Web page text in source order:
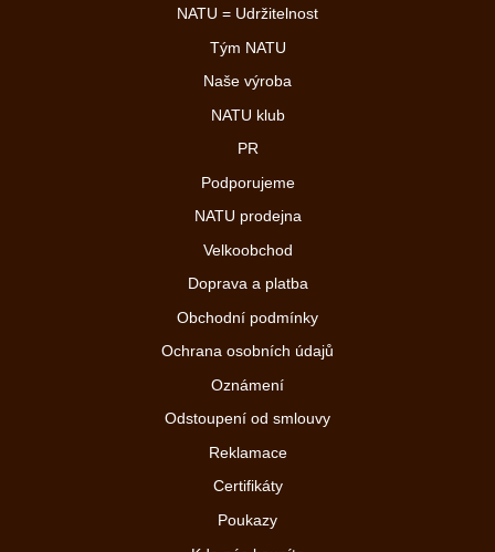
NATU = Udržitelnost
Tým NATU
Naše výroba
NATU klub
PR
Podporujeme
NATU prodejna
Velkoobchod
Doprava a platba
Obchodní podmínky
Ochrana osobních údajů
Oznámení
Odstoupení od smlouvy
Reklamace
Certifikáty
Poukazy